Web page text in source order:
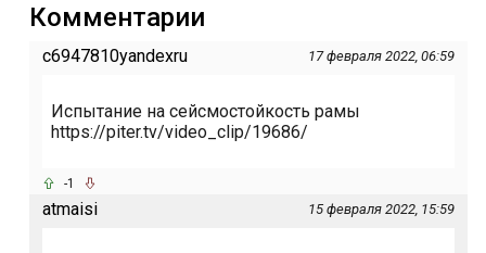
Комментарии
c6947810yandexru 17 февраля 2022, 06:59
Испытание на сейсмостойкость рамы
https://piter.tv/video_clip/19686/
-1
atmaisi 15 февраля 2022, 15:59